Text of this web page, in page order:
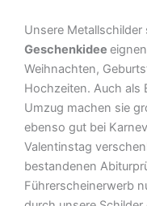
Unsere
Geschenkidee
Weihnachten,
Hochzeiten. Auch als
Umzug machen sie
ebenso gut bei
Valentinstag
bestandenen
Führerscheinerwerb